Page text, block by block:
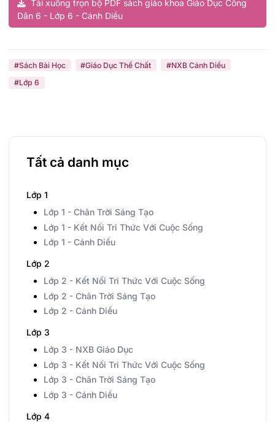
Tải xuống trọn bộ PDF sách giáo khoa Giáo Dục Công
Dân 6 - Lớp 6 - Cánh Diều
#Sách Bài Học #Giáo Dục Thể Chất
#NXB Cánh Diều
#Lớp 6
Tất cả danh mục
Lớp 1
Lớp 1 - Chân Trời Sáng Tạo
Lớp 1 - Kết Nối Tri Thức Với Cuộc Sống
Lớp 1 - Cánh Diều
Lớp 2
Lớp 2 - Kết Nối Tri Thức Với Cuộc Sống
Lớp 2 - Chân Trời Sáng Tạo
Lớp 2 - Cánh Diều
Lớp 3
Lớp 3 - NXB Giáo Dục
Lớp 3 - Kết Nối Tri Thức Với Cuộc Sống
Lớp 3 - Chân Trời Sáng Tạo
Lớp 3 - Cánh Diều
Lớp 4